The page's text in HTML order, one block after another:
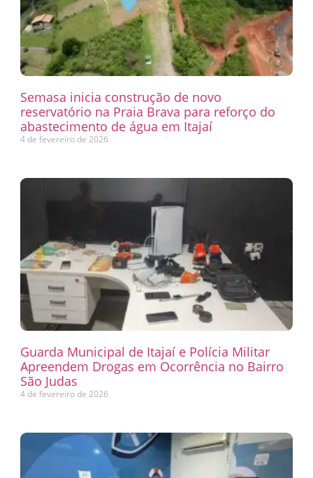
Semasa inicia construção de novo
reservatório na Praia Brava para reforço do
abastecimento de água em Itajaí
4 de fevereiro de 2026
Guarda Municipal de Itajaí e Polícia Militar
Apreendem Drogas em Ocorrência no Bairro
São Judas
4 de fevereiro de 2026